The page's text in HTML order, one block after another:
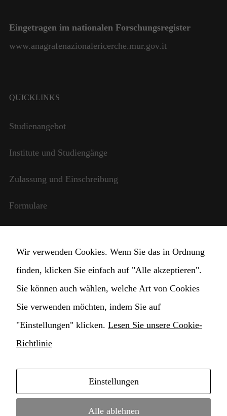
Eingetragen im nationalen Forschungsregister
www.anagrafenazionalericerche.mur.gov.it
QUICKLINKS
Studienangebot
Institute und Studiengänge
Zulassung und Einschreibung
Formulare
StudentInnen und Lehrpersonal
Transparente Verwaltung
Cookie Einstellungen ändern
Copyright © 2021 Hochschule für Musik
Konservatorium Claudio Monteverdi • webdesign by
Wir verwenden Cookies. Wenn Sie das in Ordnung
finden, klicken Sie einfach auf "Alle akzeptieren".
Sie können auch wählen, welche Art von Cookies
Sie verwenden möchten, indem Sie auf
"Einstellungen" klicken. Lesen Sie unsere Cookie-
Richtlinie
Einstellungen
Alle ablehnen
Statistik
Damit wir die
Funktionalität
und die
Website
können,
Erlebnis
Damit